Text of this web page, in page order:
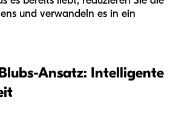
und verwandeln es in ein
Ansatz: Intelligente